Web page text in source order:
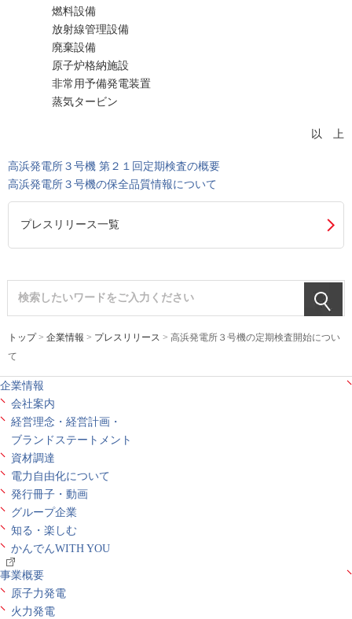
燃料設備
放射線管理設備
廃棄設備
原子炉格納施設
非常用予備発電装置
蒸気タービン
以 上
高浜発電所３号機 第２１回定期検査の概要
高浜発電所３号機の保全品質情報について
プレスリリース一覧
トップ> 企業情報 > プレスリリース > 高浜発電所３号機の定期検査開始につい
て
企業情報
会社案内
経営理念・経営計画・
ブランドステートメント
資材調達
電力自由化について
発行冊子・動画
グループ企業
知る・楽しむ
かんでんWITH YOU
事業概要
原子力発電
火力発電